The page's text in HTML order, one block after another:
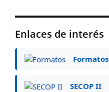
Enlaces de interés
Formatos
SECOP II